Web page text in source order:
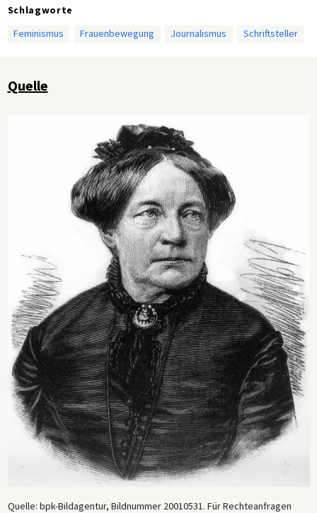
Schlagworte
Feminismus
Frauenbewegung Journalismus Schriftsteller
Quelle
Quelle: bpk-Bildagentur, Bildnummer 20010531. Für Rechteanfragen